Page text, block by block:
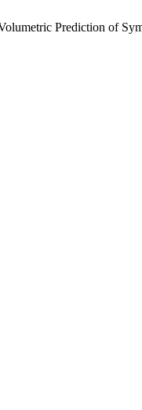
Prediction of